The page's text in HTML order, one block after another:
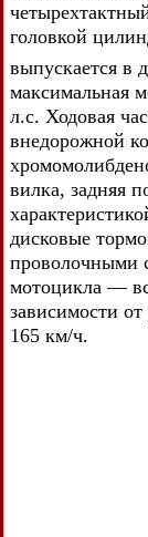
головкой
выпускается в
максимальная
л.с. Ходовая
внедорожной
вилка, задняя
дисковые
проволочными
мотоцикла —
зависимости
165 км/ч.